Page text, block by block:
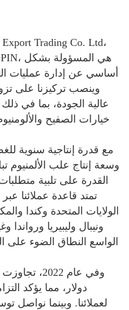
أساسي عن إدارة عمليات
خيارات الصفيح
القدرة على تلبية
تمتد قاعدة عملائنا
الولايات المتحدة وكندا
ونيبال وليبيريا ورواندا
الواسع النطاق الضوء على
دولار، مما يؤكد
لعملائنا. وبينما نواصل